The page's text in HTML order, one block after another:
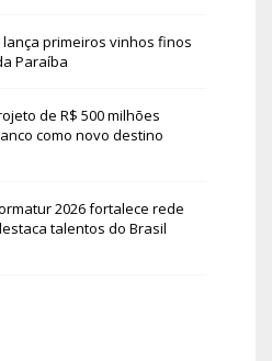
lança primeiros vinhos finos
Paraíba
de R$ 500 milhões
como novo destino
2026 fortalece rede
talentos do Brasil